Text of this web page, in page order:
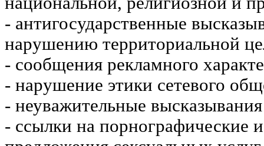
- антигосударственные
нарушению территориальной
- сообщения рекламного
- нарушение этики сетевого
- неуважительные
- ссылки на порнографические